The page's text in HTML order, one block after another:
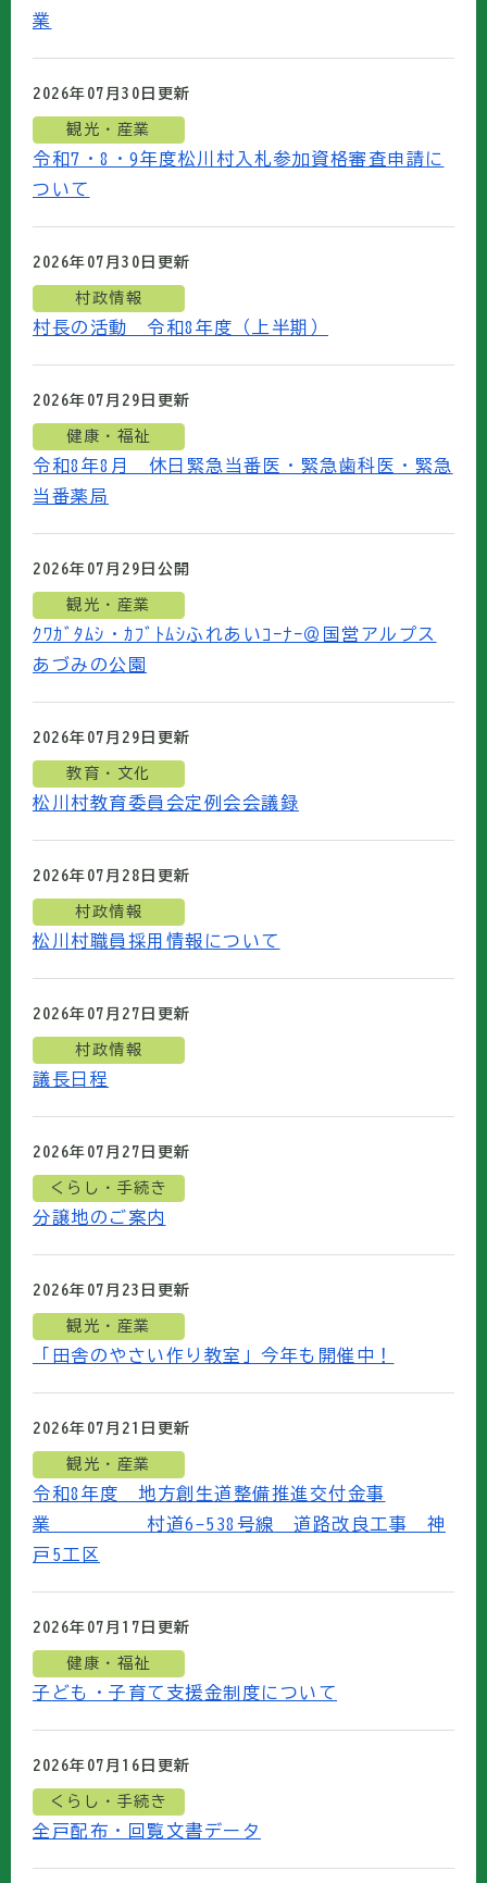
業
2026年07月30日 更新
観光・産業
令和7・8・9年度松川村入札参加資格審査申請に
ついて
2026年07月30日 更新
村政情報
村長の活動 令和8年度（上半期）
2026年07月29日 更新
健康・福祉
令和8年8月 休日緊急当番医・緊急歯科医・緊急
当番薬局
2026年07月29日 公開
観光・産業
ｸﾜｶﾞﾀﾑｼ・ｶﾌﾞﾄﾑｼふれあいｺｰﾅｰ＠国営アルプス
あづみの公園
2026年07月29日 更新
教育・文化
松川村教育委員会定例会会議録
2026年07月28日 更新
村政情報
松川村職員採用情報について
2026年07月27日 更新
村政情報
議長日程
2026年07月27日 更新
くらし・手続き
分譲地のご案内
2026年07月23日 更新
観光・産業
「田舎のやさい作り教室」今年も開催中！
2026年07月21日 更新
観光・産業
令和8年度 地方創生道整備推進交付金事
業 村道6-538号線 道路改良工事 神
戸5工区
2026年07月17日 更新
健康・福祉
子ども・子育て支援金制度について
2026年07月16日 更新
くらし・手続き
全戸配布・回覧文書データ